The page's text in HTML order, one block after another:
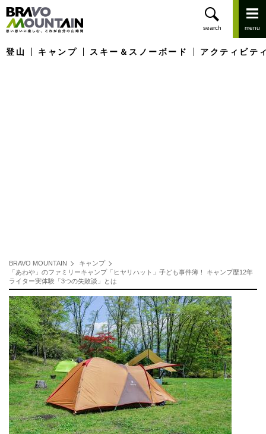
登山 キャンプ スキー＆スノーボード アクティビテ
BRAVO MOUNTAIN
キャンプ
「あわや」のファミリーキャンプ「ヒヤリハット」子ども事件簿！ キャンプ歴12年
ライター実体験「3つの失敗談」とは